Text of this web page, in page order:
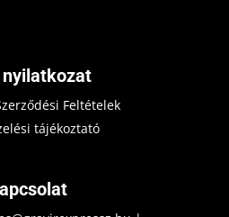
Feltételek
tájékoztató